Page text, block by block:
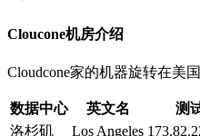
Cloucone机房介绍
Cloudcone家的机器旋转在美
数据中心 英文名 测
洛杉矶
Los Angeles